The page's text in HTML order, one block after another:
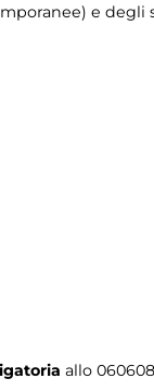
e
allo 060608